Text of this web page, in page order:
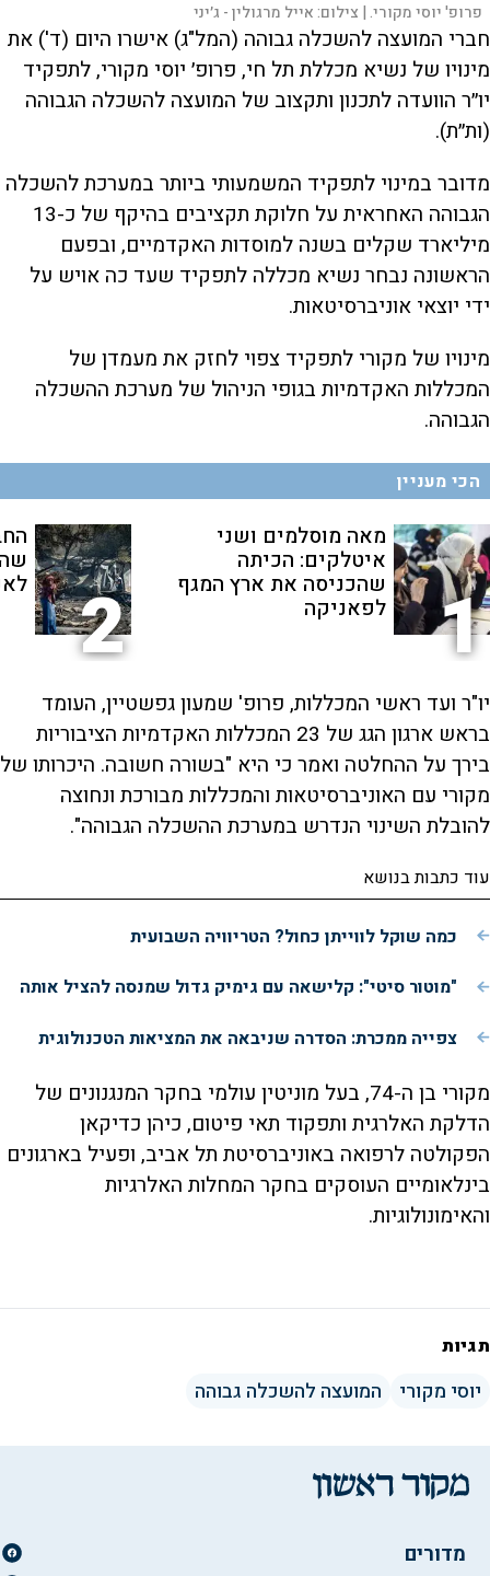
פרופ' יוסי מקורי. | צילום:אייל מרגולין - ג׳יני
חברי המועצה להשכלה גבוהה (המל"ג) אישרו היום (ד') את
מינויו של נשיא מכללת תל חי, פרופ׳ יוסי מקורי, לתפקיד
יו״ר הוועדה לתכנון ותקצוב של המועצה להשכלה הגבוהה
(ות״ת).
מדובר במינוי לתפקיד המשמעותי ביותר במערכת להשכלה
הגבוהה האחראית על חלוקת תקציבים בהיקף של כ-13
מיליארד שקלים בשנה למוסדות האקדמיים, ובפעם
הראשונה נבחר נשיא מכללה לתפקיד שעד כה אויש על
ידי יוצאי אוניברסיטאות.
מינויו של מקורי לתפקיד צפוי לחזק את מעמדן של
המכללות האקדמיות בגופי הניהול של מערכת ההשכלה
הגבוהה.
הכי מעניין
1
מאה מוסלמים ושני
איטלקים: הכיתה
שהכניסה את ארץ המגף
לפאניקה 2
יו"ר ועד ראשי המכללות, פרופ' שמעון גפשטיין, העומד
בראש ארגון הגג של 23 המכללות האקדמיות הציבוריות
בירך על ההחלטה ואמר כי היא "בשורה חשובה. היכרותו של
מקורי עם האוניברסיטאות והמכללות מבורכת ונחוצה
להובלת השינוי הנדרש במערכת ההשכלה הגבוהה".
עוד כתבות בנושא
כמה שוקל לווייתן כחול? הטריוויה השבועית
"מוטור סיטי": קלישאה עם גימיק גדול שמנסה להציל אותה
צפייה ממכרת: הסדרה שניבאה את המציאות הטכנולוגית
מקורי בן ה-74, בעל מוניטין עולמי בחקר המנגנונים של
הדלקת האלרגית ותפקוד תאי פיטום, כיהן כדיקאן
הפקולטה לרפואה באוניברסיטת תל אביב, ופעיל בארגונים
בינלאומיים העוסקים בחקר המחלות האלרגיות
והאימונולוגיות.
תגיות
יוסי מקורי המועצה להשכלה גבוהה
מדורים